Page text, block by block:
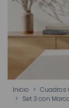
Inicio > Cuadros
> Set 3 con